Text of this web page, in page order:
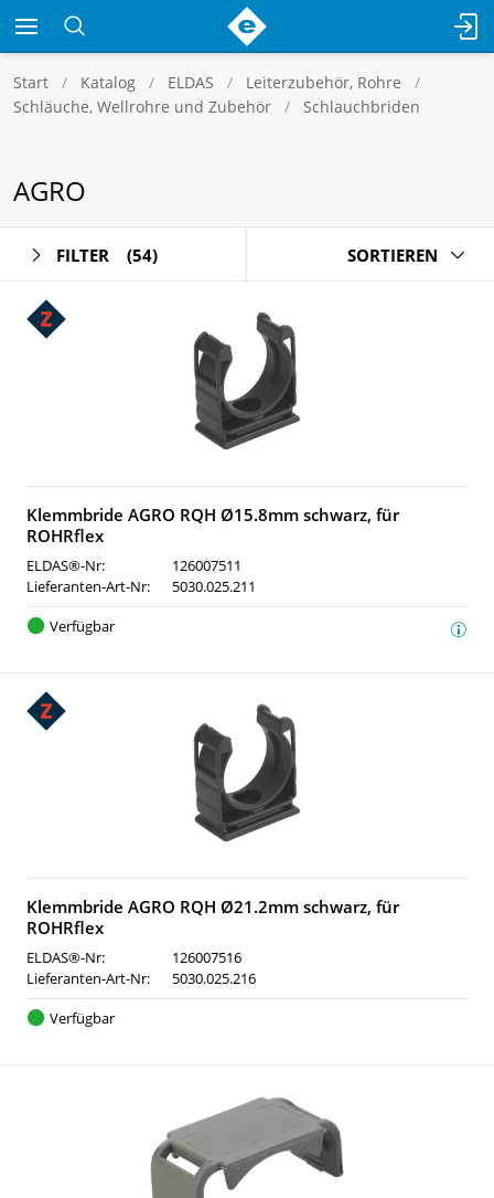
Start Katalog ELDAS
Leiterzubehör, Rohre
Schläuche, Wellrohre und Zubehör
Schlauchbriden
AGRO
FILTER (54) SORTIEREN
Klemmbride AGRO RQH Ø15.8mm schwarz, für
ROHRflex
ELDAS®-Nr:
126007511
Lieferanten-Art-Nr:
5030.025.211
Verfügbar
Klemmbride AGRO RQH Ø21.2mm schwarz, für
ROHRflex
ELDAS®-Nr:
126007516
Lieferanten-Art-Nr:
5030.025.216
Verfügbar